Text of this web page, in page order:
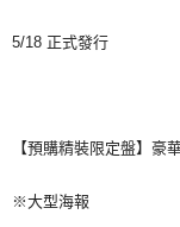
5/18 正式發行
【預購精裝限定盤】豪
※大型海報